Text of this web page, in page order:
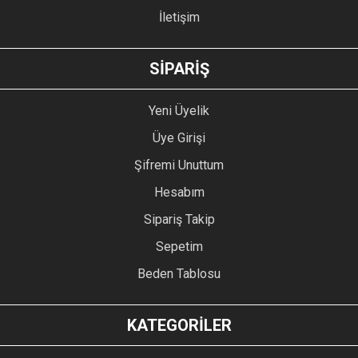
GÖNDER
İletişim
SİPARİŞ
Yeni Üyelik
Üye Girişi
Şifremi Unuttum
Hesabım
Sipariş Takip
Sepetim
Beden Tablosu
KATEGORİLER